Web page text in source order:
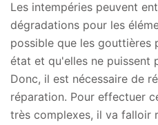
Les intempéries peuvent
dégradations pour les
possible que les gouttières
état et qu'elles ne puissent
Donc, il est nécessaire de
réparation. Pour effectuer
très complexes, il va falloir